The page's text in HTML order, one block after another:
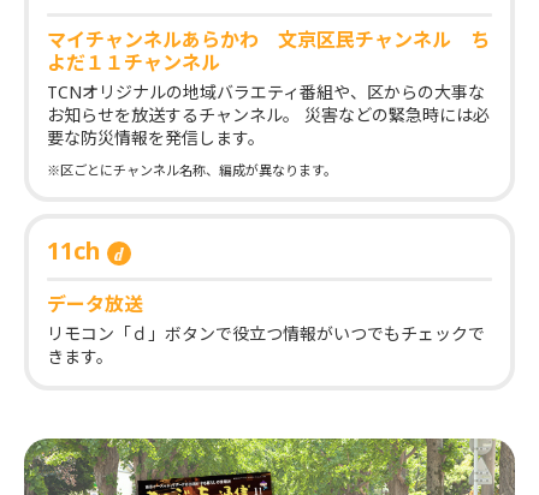
マイチャンネルあらかわ 文京区民チャンネル ち
よだ１１チャンネル
TCNオリジナルの地域バラエティ番組や、区からの大事な
お知らせを放送するチャンネル。 災害などの緊急時には必
要な防災情報を発信します。
※区ごとにチャンネル名称、編成が異なります。
11ch
データ放送
リモコン「ｄ」ボタンで役立つ情報がいつでもチェックで
きます。